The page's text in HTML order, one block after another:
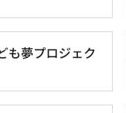
も夢プロジェク